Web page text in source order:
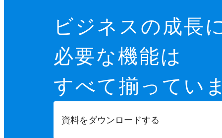
ビジネスの成長
必要な機能は
すべて揃ってい
資料をダウンロードする